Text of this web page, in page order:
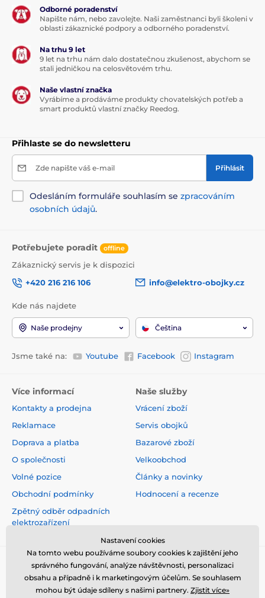
Odborné poradenství
Napište nám, nebo zavolejte. Naši zaměstnanci byli školeni v
oblasti zákaznické podpory a odborného poradenství.
Na trhu 9 let
9 let na trhu nám dalo dostatečnou zkušenost, abychom se
stali jedničkou na celosvětovém trhu.
Naše vlastní značka
Vyrábíme a prodáváme produkty chovatelských potřeb a
smart produktů vlastní značky Reedog.
Přihlaste se do newsletteru
Zde napište váš e-mail Přihlásit
Odesláním formuláře souhlasím se zpracováním
osobních údajů.
Potřebujete poradit offline
Zákaznický servis je k dispozici
+420 216 216 106
info@elektro-obojky.cz
Kde nás najdete
Naše prodejny Čeština
Jsme také na: Youtube Facebook Instagram
Více informací
Kontakty a prodejna
Reklamace
Doprava a platba
O společnosti
Volné pozice
Obchodní podmínky
Zpětný odběr odpadních
elektrozařízení
Naše služby
Vrácení zboží
Servis obojků
Bazarové zboží
Velkoobchod
Články a novinky
Hodnocení a recenze
Nastavení cookies
Na tomto webu používáme soubory cookies k zajištění jeho
správného fungování, analýze návštěvnosti, personalizaci
obsahu a případně i k marketingovým účelům. Se souhlasem
mohou být údaje sdíleny s našimi partnery. Zjistit více»